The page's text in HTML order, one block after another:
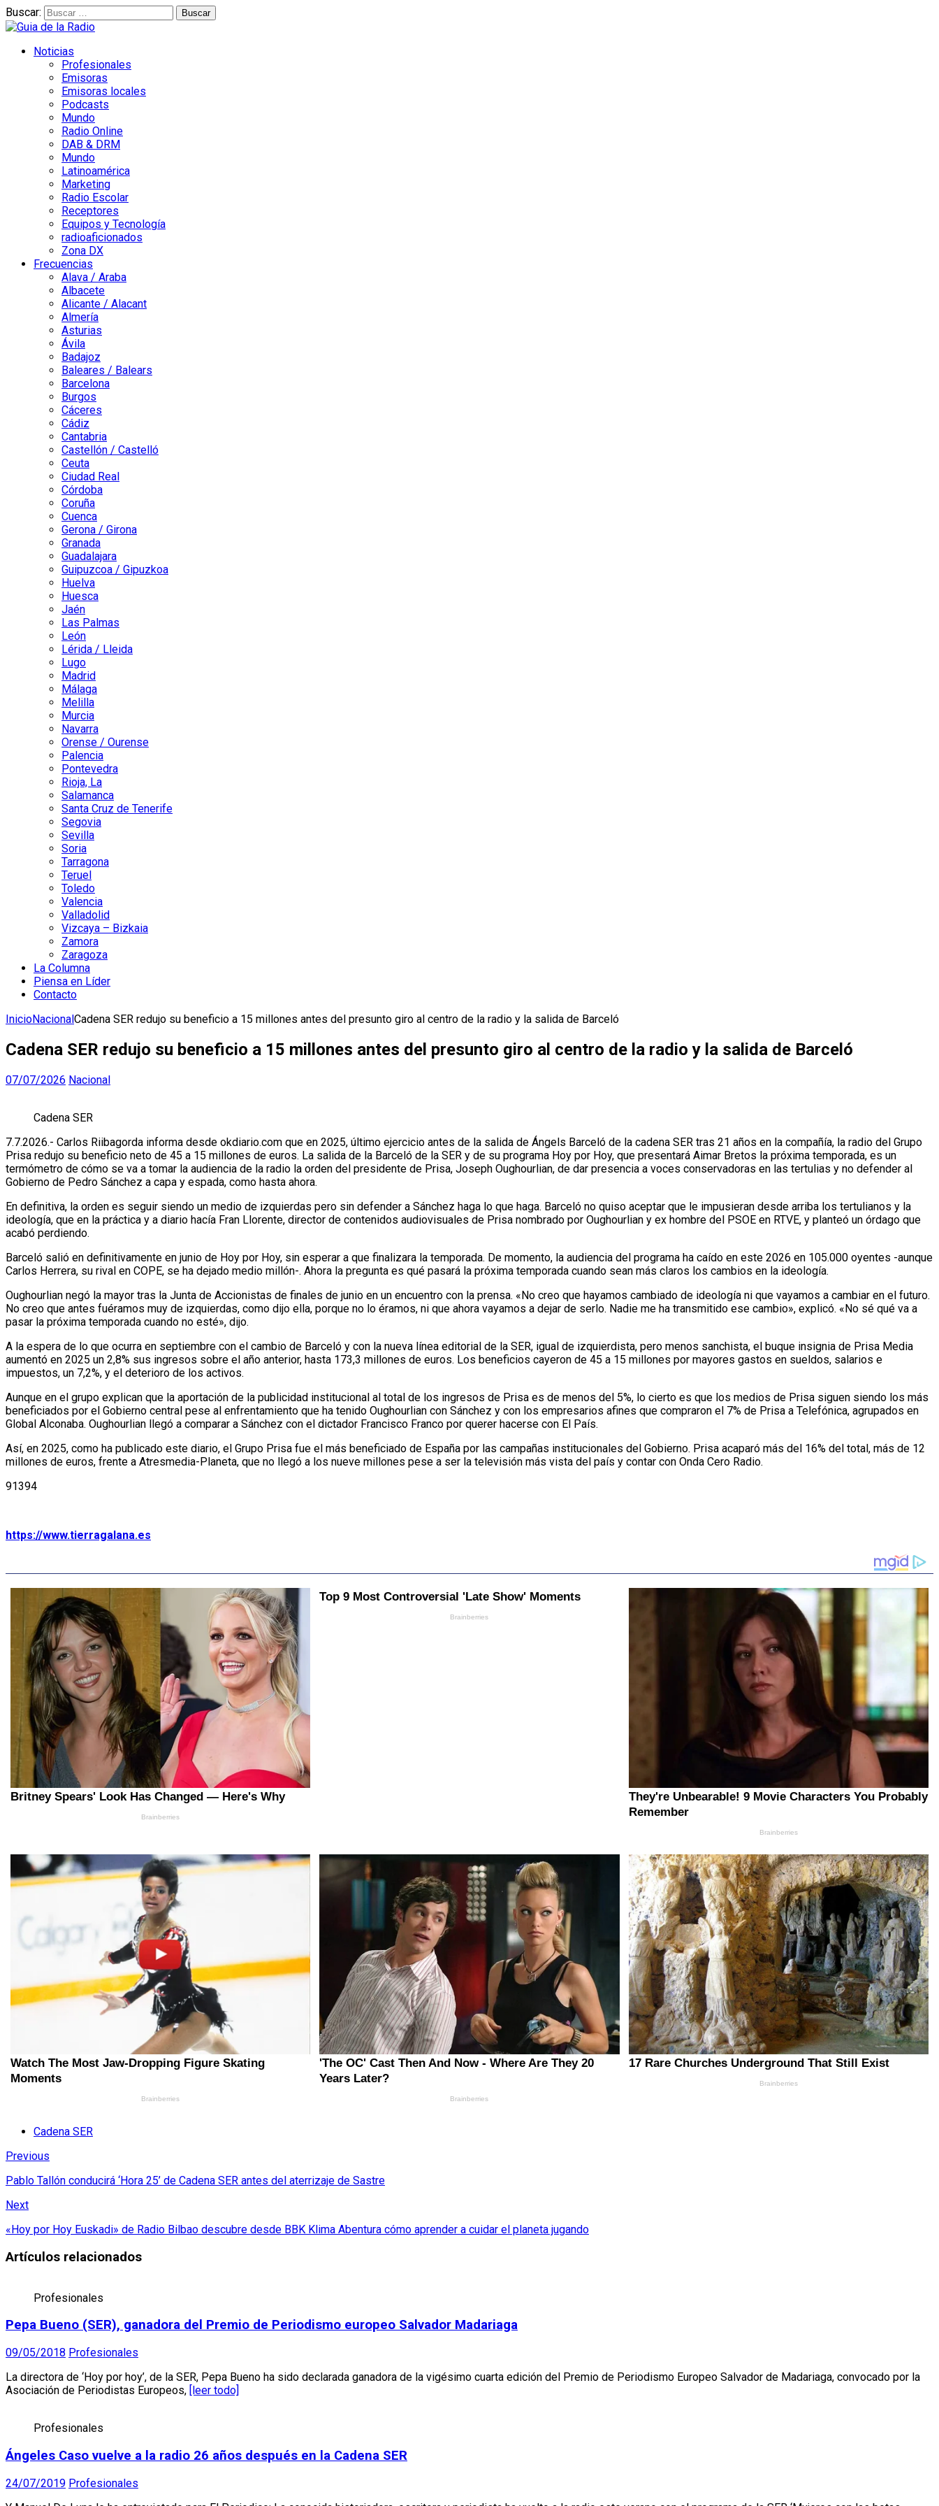
Buscar:
Noticias
Profesionales
Emisoras
Emisoras locales
Podcasts
Mundo
Radio Online
DAB & DRM
Mundo
Latinoamérica
Marketing
Radio Escolar
Receptores
Equipos y Tecnología
radioaficionados
Zona DX
Frecuencias
Alava / Araba
Albacete
Alicante / Alacant
Almería
Asturias
Ávila
Badajoz
Baleares / Balears
Barcelona
Burgos
Cáceres
Cádiz
Cantabria
Castellón / Castelló
Ceuta
Ciudad Real
Córdoba
Coruña
Cuenca
Gerona / Girona
Granada
Guadalajara
Guipuzcoa / Gipuzkoa
Huelva
Huesca
Jaén
Las Palmas
León
Lérida / Lleida
Lugo
Madrid
Málaga
Melilla
Murcia
Navarra
Orense / Ourense
Palencia
Pontevedra
Rioja, La
Salamanca
Santa Cruz de Tenerife
Segovia
Sevilla
Soria
Tarragona
Teruel
Toledo
Valencia
Valladolid
Vizcaya – Bizkaia
Zamora
Zaragoza
La Columna
Piensa en Líder
Contacto
InicioNacionalCadena SER redujo su beneficio a 15 millones antes del presunto giro al centro de la radio y la salida de Barceló
Cadena SER redujo su beneficio a 15 millones antes del presunto giro al centro de la radio y la salida de Barceló
07/07/2026 Nacional
Cadena SER
7.7.2026.- Carlos Riibagorda informa desde okdiario.com que en 2025, último ejercicio antes de la salida de Ángels Barceló de la cadena SER tras 21 años en la compañía, la radio del Grupo
Prisa redujo su beneficio neto de 45 a 15 millones de euros. La salida de la Barceló de la SER y de su programa Hoy por Hoy, que presentará Aimar Bretos la próxima temporada, es un
termómetro de cómo se va a tomar la audiencia de la radio la orden del presidente de Prisa, Joseph Oughourlian, de dar presencia a voces conservadoras en las tertulias y no defender al
Gobierno de Pedro Sánchez a capa y espada, como hasta ahora.
En definitiva, la orden es seguir siendo un medio de izquierdas pero sin defender a Sánchez haga lo que haga. Barceló no quiso aceptar que le impusieran desde arriba los tertulianos y la
ideología, que en la práctica y a diario hacía Fran Llorente, director de contenidos audiovisuales de Prisa nombrado por Oughourlian y ex hombre del PSOE en RTVE, y planteó un órdago que
acabó perdiendo.
Barceló salió en definitivamente en junio de Hoy por Hoy, sin esperar a que finalizara la temporada. De momento, la audiencia del programa ha caído en este 2026 en 105.000 oyentes -aunque
Carlos Herrera, su rival en COPE, se ha dejado medio millón-. Ahora la pregunta es qué pasará la próxima temporada cuando sean más claros los cambios en la ideología.
Oughourlian negó la mayor tras la Junta de Accionistas de finales de junio en un encuentro con la prensa. «No creo que hayamos cambiado de ideología ni que vayamos a cambiar en el futuro.
No creo que antes fuéramos muy de izquierdas, como dijo ella, porque no lo éramos, ni que ahora vayamos a dejar de serlo. Nadie me ha transmitido ese cambio», explicó. «No sé qué va a
pasar la próxima temporada cuando no esté», dijo.
A la espera de lo que ocurra en septiembre con el cambio de Barceló y con la nueva línea editorial de la SER, igual de izquierdista, pero menos sanchista, el buque insignia de Prisa Media
aumentó en 2025 un 2,8% sus ingresos sobre el año anterior, hasta 173,3 millones de euros. Los beneficios cayeron de 45 a 15 millones por mayores gastos en sueldos, salarios e
impuestos, un 7,2%, y el deterioro de los activos.
Aunque en el grupo explican que la aportación de la publicidad institucional al total de los ingresos de Prisa es de menos del 5%, lo cierto es que los medios de Prisa siguen siendo los más
beneficiados por el Gobierno central pese al enfrentamiento que ha tenido Oughourlian con Sánchez y con los empresarios afines que compraron el 7% de Prisa a Telefónica, agrupados en
Global Alconaba. Oughourlian llegó a comparar a Sánchez con el dictador Francisco Franco por querer hacerse con El País.
Así, en 2025, como ha publicado este diario, el Grupo Prisa fue el más beneficiado de España por las campañas institucionales del Gobierno. Prisa acaparó más del 16% del total, más de 12
millones de euros, frente a Atresmedia-Planeta, que no llegó a los nueve millones pese a ser la televisión más vista del país y contar con Onda Cero Radio.
91394
https://www.tierragalana.es
Cadena SER
Previous
Pablo Tallón conducirá ‘Hora 25’ de Cadena SER antes del aterrizaje de Sastre
Next
«Hoy por Hoy Euskadi» de Radio Bilbao descubre desde BBK Klima Abentura cómo aprender a cuidar el planeta jugando
Artículos relacionados
Profesionales
Pepa Bueno (SER), ganadora del Premio de Periodismo europeo Salvador Madariaga
09/05/2018 Profesionales
La directora de ‘Hoy por hoy’, de la SER, Pepa Bueno ha sido declarada ganadora de la vigésimo cuarta edición del Premio de Periodismo Europeo Salvador de Madariaga, convocado por la
Asociación de Periodistas Europeos,
[leer todo]
Profesionales
Ángeles Caso vuelve a la radio 26 años después en la Cadena SER
24/07/2019 Profesionales